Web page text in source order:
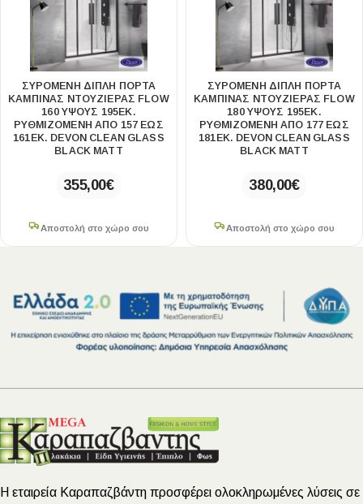
ΣΥΡΌΜΕΝΗ ΔΙΠΛΉ ΠΌΡΤΑ
ΚΑΜΠΊΝΑΣ ΝΤΟΥΖΙΈΡΑΣ FLOW
160 ΎΨΟΥΣ 195ΕΚ.
ΡΥΘΜΙΖΌΜΕΝΗ ΑΠΌ 157 ΈΩΣ
161ΕΚ. DEVON CLEAN GLASS
BLACK MATT
355,00€
Αποστολή στο χώρο σου
ΣΥΡΌΜΕΝΗ ΔΙΠΛΉ ΠΌΡΤΑ
ΚΑΜΠΊΝΑΣ ΝΤΟΥΖΙΈΡΑΣ FLOW
180 ΎΨΟΥΣ 195ΕΚ.
ΡΥΘΜΙΖΌΜΕΝΗ ΑΠΌ 177 ΈΩΣ
181ΕΚ. DEVON CLEAN GLASS
BLACK MATT
380,00€
Αποστολή στο χώρο σου
Η εταιρεία Καραπαζβάντη προσφέρει ολοκληρωμένες λύσεις σε